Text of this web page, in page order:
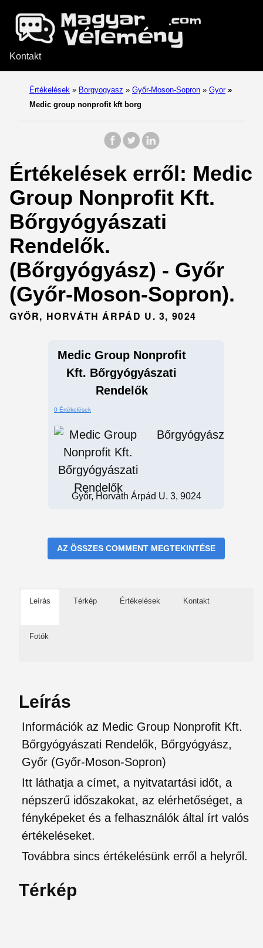
Kontakt
Értékelések » Borgyogyasz » Győr-Moson-Sopron » Gyor »
Medic group nonprofit kft borg
Értékelések erről: Medic
Group Nonprofit Kft.
Bőrgyógyászati
Rendelők.
(Bőrgyógyász) - Győr
(Győr-Moson-Sopron).
GYŐR, HORVÁTH ÁRPÁD U. 3, 9024
Medic Group Nonprofit
Kft. Bőrgyógyászati
Rendelők
0 Értékelések
Bőrgyógyász
Győr, Horváth Árpád U. 3, 9024
AZ ÖSSZES COMMENT MEGTEKINTÉSE
Leírás Térkép Értékelések Kontakt
Fotók
Leírás
Információk az Medic Group Nonprofit Kft.
Bőrgyógyászati Rendelők, Bőrgyógyász,
Győr (Győr-Moson-Sopron)
Itt láthatja a címet, a nyitvatartási időt, a
népszerű időszakokat, az elérhetőséget, a
fényképeket és a felhasználók által írt valós
értékeléseket.
Továbbra sincs értékelésünk erről a helyről.
Térkép